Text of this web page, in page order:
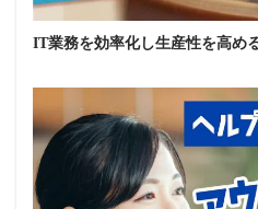
IT業務を効率化し生産性を高め